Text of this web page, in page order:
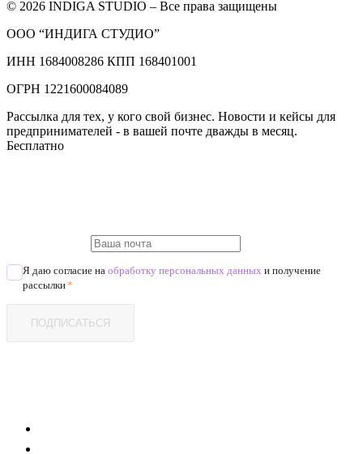
© 2026 INDIGA STUDIO – Все права защищены
ООО “ИНДИГА СТУДИО”
ИНН 1684008286 КПП 168401001
ОГРН 1221600084089
Рассылка для тех, у кого свой бизнес. Новости и кейсы для
предпринимателей - в вашей почте дважды в месяц.
Бесплатно
Я даю согласие на обработку персональных данных и получение
рассылки*
ПОДПИСАТЬСЯ